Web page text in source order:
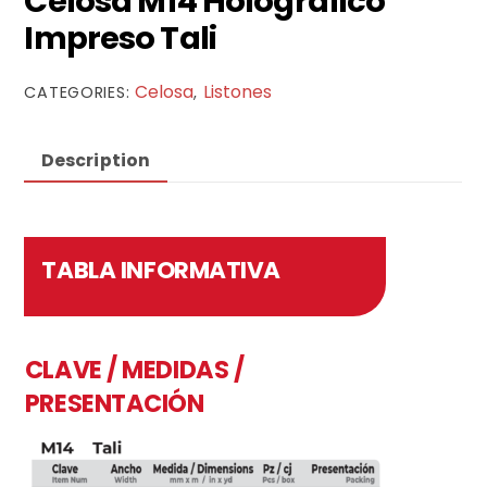
Impreso Tali
CATEGORIES:Celosa, Listones
Description
TABLA INFORMATIVA
CLAVE / MEDIDAS /
PRESENTACIÓN